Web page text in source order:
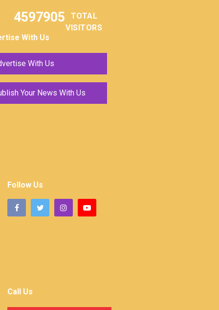
4597905
TOTAL
VISITORS
With Us
With Us
Your News With Us
Follow Us
Call Us